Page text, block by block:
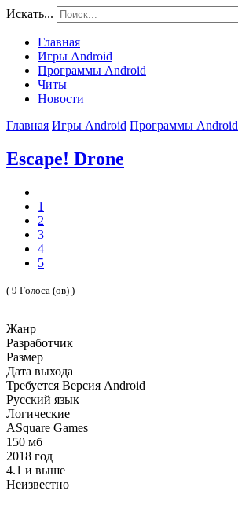
Искать...
Главная
Игры Android
Программы Android
Читы
Новости
Главная Игры Android Программы Android
Escape! Drone
1
2
3
4
5
( 9 Голоса (ов) )
Жанр
Разработчик
Размер
Дата выхода
Требуется Версия Android
Русский язык
Логические
ASquare Games
150 мб
2018 год
4.1 и выше
Неизвестно